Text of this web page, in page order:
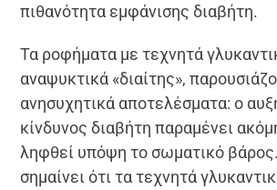
πιθανότητα εμφάνισης διαβήτη.
Τα ροφήματα με τεχνητά
αναψυκτικά «διαίτης»,
ανησυχητικά αποτελέσματα: ο
κίνδυνος διαβήτη παραμένει
ληφθεί υπόψη το σωματικό
σημαίνει ότι τα τεχνητά